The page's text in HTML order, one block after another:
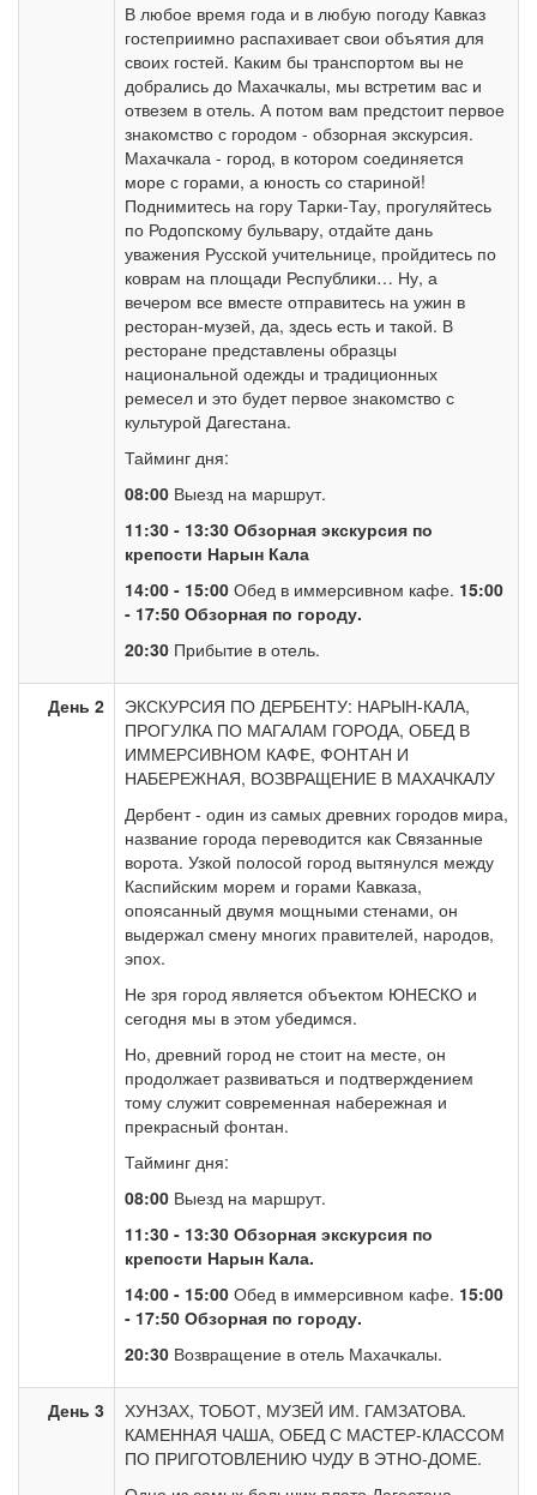
В любое время года и в любую погоду Кавказ
гостеприимно распахивает свои объятия для
своих гостей. Каким бы транспортом вы не
добрались до Махачкалы, мы встретим вас и
отвезем в отель. А потом вам предстоит первое
знакомство с городом - обзорная экскурсия.
Махачкала - город, в котором соединяется
море с горами, а юность со стариной!
Поднимитесь на гору Тарки-Тау, прогуляйтесь
по Родопскому бульвару, отдайте дань
уважения Русской учительнице, пройдитесь по
коврам на площади Республики… Ну, а
вечером все вместе отправитесь на ужин в
ресторан-музей, да, здесь есть и такой. В
ресторане представлены образцы
национальной одежды и традиционных
ремесел и это будет первое знакомство с
культурой Дагестана.
Тайминг дня:
08:00 Выезд на маршрут.
11:30 - 13:30 Обзорная экскурсия по
крепости Нарын Кала
14:00 - 15:00 Обед в иммерсивном кафе. 15:00
- 17:50 Обзорная по городу.
20:30 Прибытие в отель.
День 2
ЭКСКУРСИЯ ПО ДЕРБЕНТУ: НАРЫН-КАЛА,
ПРОГУЛКА ПО МАГАЛАМ ГОРОДА, ОБЕД В
ИММЕРСИВНОМ КАФЕ, ФОНТАН И
НАБЕРЕЖНАЯ, ВОЗВРАЩЕНИЕ В МАХАЧКАЛУ
Дербент - один из самых древних городов мира,
название города переводится как Связанные
ворота. Узкой полосой город вытянулся между
Каспийским морем и горами Кавказа,
опоясанный двумя мощными стенами, он
выдержал смену многих правителей, народов,
эпох.
Не зря город является объектом ЮНЕСКО и
сегодня мы в этом убедимся.
Но, древний город не стоит на месте, он
продолжает развиваться и подтверждением
тому служит современная набережная и
прекрасный фонтан.
Тайминг дня:
08:00 Выезд на маршрут.
11:30 - 13:30 Обзорная экскурсия по
крепости Нарын Кала.
14:00 - 15:00 Обед в иммерсивном кафе. 15:00
- 17:50 Обзорная по городу.
20:30 Возвращение в отель Махачкалы.
День 3
ХУНЗАХ, ТОБОТ, МУЗЕЙ ИМ. ГАМЗАТОВА.
КАМЕННАЯ ЧАША, ОБЕД С МАСТЕР-КЛАССОМ
ПО ПРИГОТОВЛЕНИЮ ЧУДУ В ЭТНО-ДОМЕ.